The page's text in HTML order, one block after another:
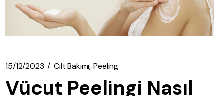
15/12/2023 Cilt Bakımı Peeling
Vücut Peelingi Nasıl